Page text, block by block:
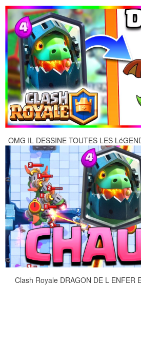
OMG IL DESSINE TOUTES LES
Clash Royale DRAGON DE L ENFER